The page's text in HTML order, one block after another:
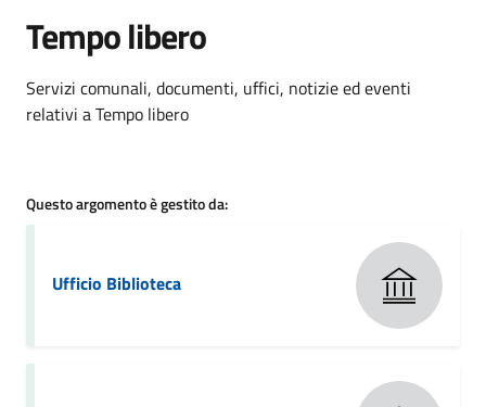
Tempo libero
Dettagli della notizia
Servizi comunali, documenti, uffici, notizie ed eventi
relativi a Tempo libero
Questo argomento è gestito da:
Ufficio Biblioteca